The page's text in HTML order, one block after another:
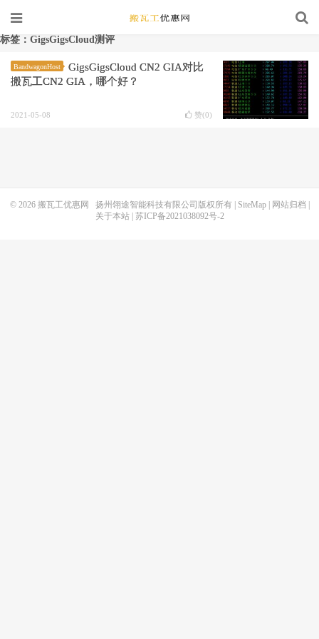
标签：GigsGigsCloud测评
BandwagonHost
GigsGigsCloud CN2 GIA对比
搬瓦工CN2 GIA，哪个好？
2021-05-08 赞(0)
© 2026 搬瓦工优惠网 扬州翎途智能科技有限公司版权所有 | SiteMap| 网站归档
关于本站| 苏ICP备2021038092号-2